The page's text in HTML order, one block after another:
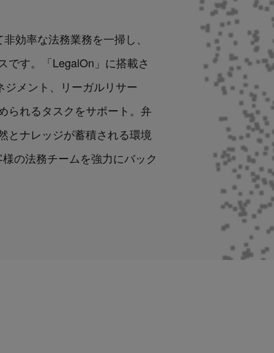
効率な法務業務を一掃し、
です。「LegalOn」に搭載さ
メント、リーガルリサー
られるタスクをサポート。弁
とナレッジが蓄積される環境
の法務チームを強力にバック